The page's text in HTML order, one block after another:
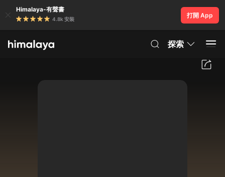
Himalaya-有聲書
4.8k 安裝
打開 App
探索